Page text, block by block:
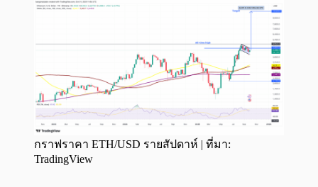
กราฟราคา ETH/USD รายสัปดาห์ | ที่มา:
TradingView